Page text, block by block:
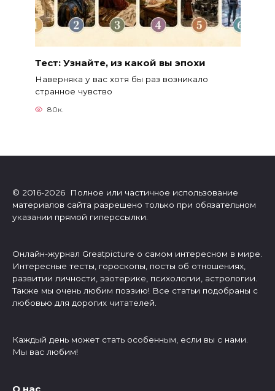
Тест: Узнайте, из какой вы эпохи
Наверняка у вас хотя бы раз возникало
странное чувство
80к.
© 2016-2026 Полное или частичное использование
материалов сайта разрешено только при обязательном
указании прямой гиперссылки.
Онлайн-журнал Greatpicture о самом интересном в мире.
Интересные тесты, гороскопы, посты об отношениях,
развитии личности, эзотерике, психологии, астрологии.
Также мы очень любим поэзию! Все статьи подобраны с
любовью для дорогих читателей.
Каждый день может стать особенным, если вы с нами.
Мы вас любим!